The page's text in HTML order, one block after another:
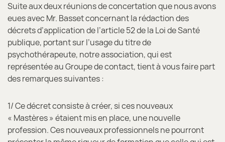
Suite aux deux réunions de concertation que nous avons
eues avec Mr. Basset concernant la rédaction des
décrets d’application de l’article 52 de la Loi de Santé
publique, portant sur l’usage du titre de
psychothérapeute, notre association, qui est
représentée au Groupe de contact, tient à vous faire part
des remarques suivantes :
1/ Ce décret consiste à créer, si ces nouveaux
« Mastères » étaient mis en place, une nouvelle
profession. Ces nouveaux professionnels ne pourront